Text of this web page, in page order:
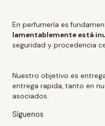
En perfumería es
lamentablemente está
seguridad y procedencia
Nuestro objetivo es
entrega rapida, tanto en
asociados.
Síguenos